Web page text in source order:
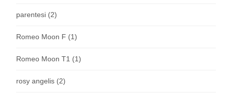
parentesi (2)
Romeo Moon F (1)
Romeo Moon T1 (1)
rosy angelis (2)